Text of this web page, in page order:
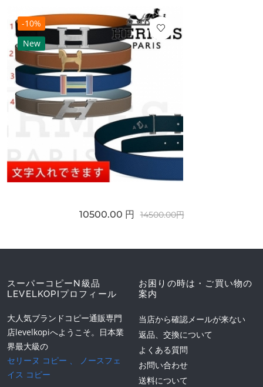
-10%
New
10500.00 円 14500.00円
スーパーコピーN級品
LEVELKOPIプロフィール
大人気ブランドコピー通販専門
店levelkopiへようこそ。日本業
界最大級の
セリーヌ コピー 、
ノースフェ
イス コピー
お困りの時は・ご買い物の
案内
当店から確認メールが来ない
返品、交換について
よくある質問
お問い合わせ
送料について